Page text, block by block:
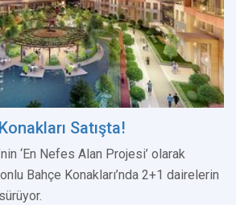
Satışta!
‘En Nefes Alan Projesi’ olarak
Bahçe Konakları’nda 2+1 dairelerin